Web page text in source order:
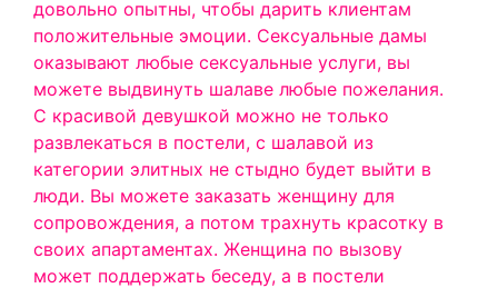
довольно опытны, чтобы дарить клиентам
положительные эмоции. Сексуальные дамы
оказывают любые сексуальные услуги, вы
можете выдвинуть шалаве любые пожелания.
С красивой девушкой можно не только
развлекаться в постели, с шалавой из
категории элитных не стыдно будет выйти в
люди. Вы можете заказать женщину для
сопровождения, а потом трахнуть красотку в
своих апартаментах. Женщина по вызову
может поддержать беседу, а в постели